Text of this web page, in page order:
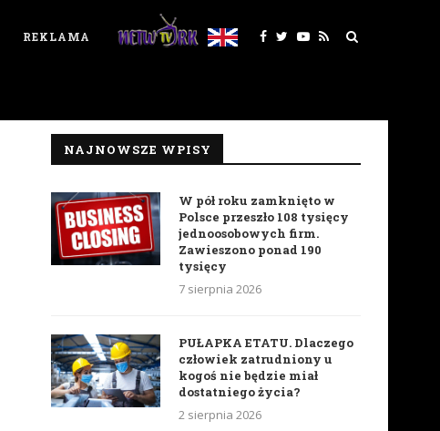
REKLAMA
NAJNOWSZE WPISY
W pół roku zamknięto w
Polsce przeszło 108 tysięcy
jednoosobowych firm.
Zawieszono ponad 190
tysięcy
7 sierpnia 2026
PUŁAPKA ETATU. Dlaczego
człowiek zatrudniony u
kogoś nie będzie miał
dostatniego życia?
2 sierpnia 2026